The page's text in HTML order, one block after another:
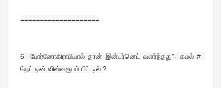
====================
6 போர்னோகிராபியால் தான் இன்டர்னெட் வளர்ந்தது"- கமல் #
நெட் டின் விஸ்வரூபம் பிட் டில் ?